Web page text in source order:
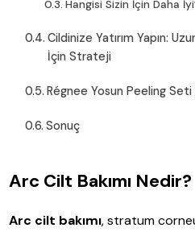
Hangisi Sizin İçin Daha
Cildinize Yatırım Yapın:
İçin Strateji
Régnee Yosun Peeling
Sonuç
Arc Cilt Bakımı Nedir?
Arc cilt bakımı, stratum